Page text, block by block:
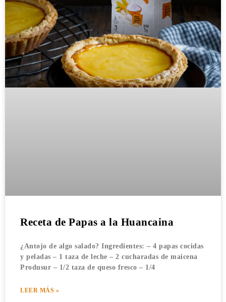
Receta de Papas a la Huancaina
¿Antojo de algo salado? Ingredientes: – 4 papas cocidas
y peladas – 1 taza de leche – 2 cucharadas de maicena
Produsur – 1/2 taza de queso fresco – 1/4
LEER MÁS »